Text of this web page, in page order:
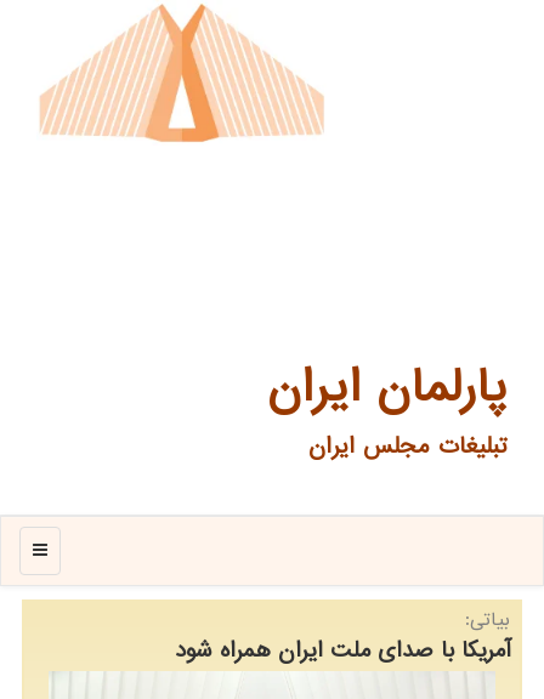
پارلمان ایران
تبلیغات مجلس ایران
منو
بیاتی:
آمریکا با صدای ملت ایران همراه شود